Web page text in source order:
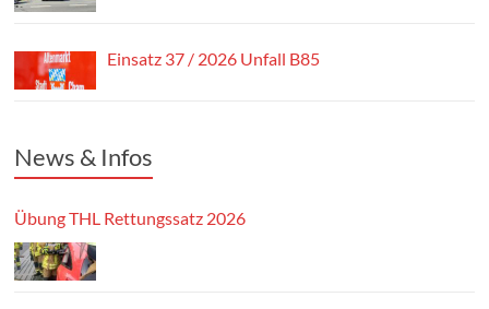
Einsatz 37 / 2026 Unfall B85
News & Infos
Übung THL Rettungssatz 2026